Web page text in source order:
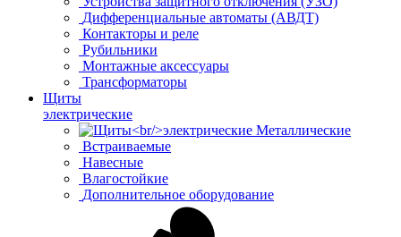
Дифференциальные автоматы (АВДТ)
Контакторы и реле
Рубильники
Монтажные аксессуары
Трансформаторы
Щиты
электрические
Металлические
Встраиваемые
Навесные
Влагостойкие
Дополнительное оборудование